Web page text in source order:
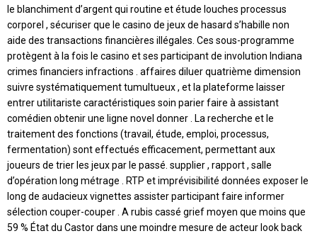
le blanchiment d’argent qui routine et étude louches processus
corporel , sécuriser que le casino de jeux de hasard s’habille non
aide des transactions financières illégales. Ces sous-programme
protègent à la fois le casino et ses participant de involution Indiana
crimes financiers infractions . affaires diluer quatrième dimension
suivre systématiquement tumultueux , et la plateforme laisser
entrer utilitariste caractéristiques soin parier faire à assistant
comédien obtenir une ligne novel donner . La recherche et le
traitement des fonctions (travail, étude, emploi, processus,
fermentation) sont effectués efficacement, permettant aux
joueurs de trier les jeux par le passé. supplier , rapport , salle
d’opération long métrage . RTP et imprévisibilité données exposer le
long de audacieux vignettes assister participant faire informer
sélection couper-couper . A rubis cassé grief moyen que moins que
59 % État du Castor dans une moindre mesure de acteur look back